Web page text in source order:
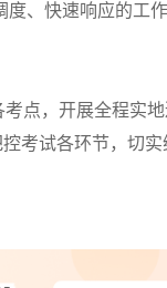
、快速响应的工
，开展全程实地
考试各环节，切